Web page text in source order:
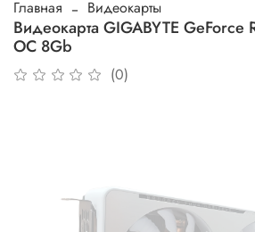
Главная Видеокарты
Видеокарта GIGABYTE GeForce
OC 8Gb
(0)